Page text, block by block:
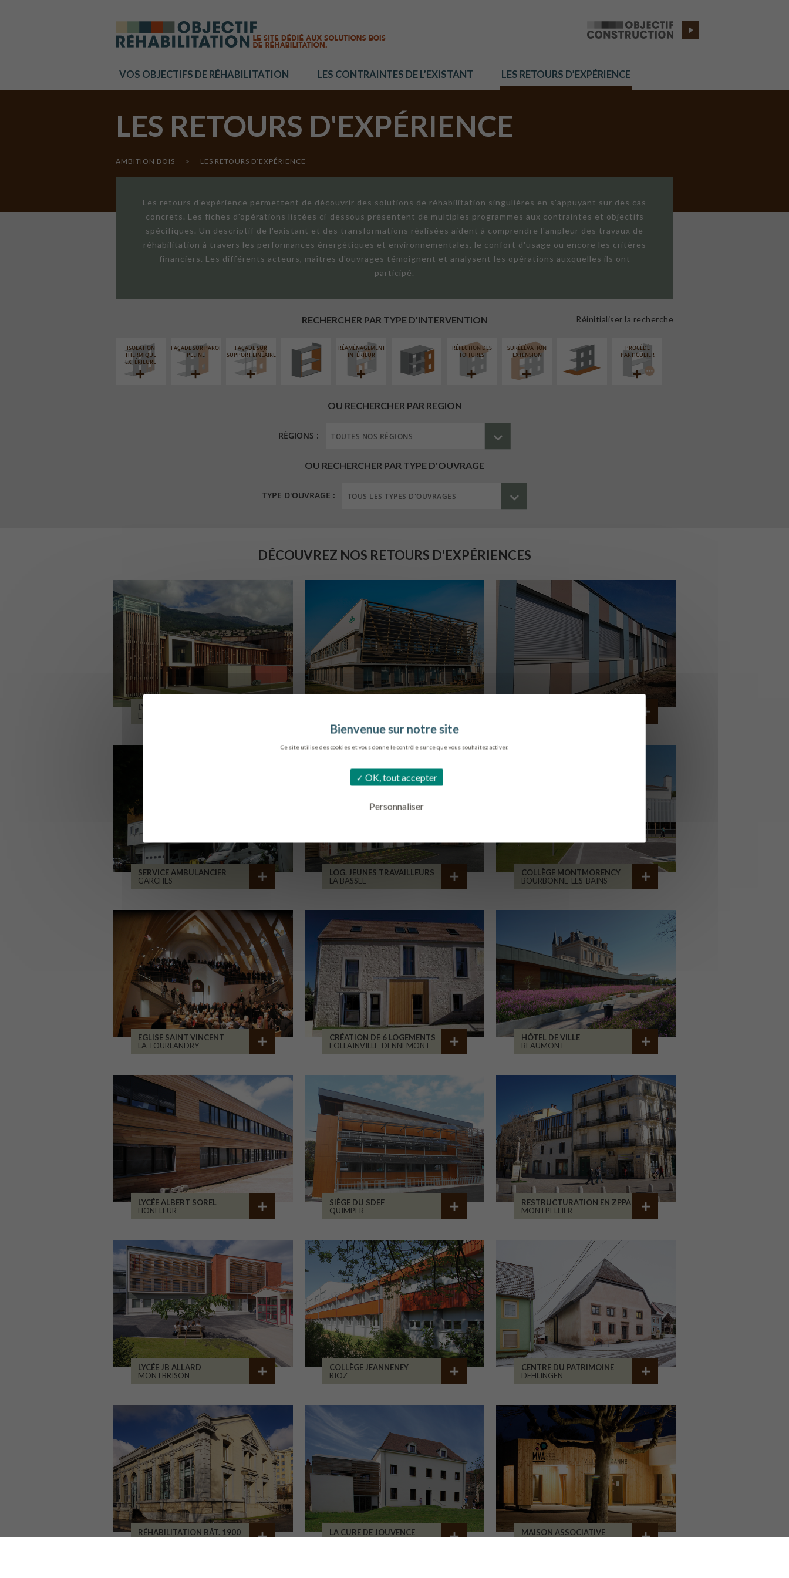
Ce site utilise des cookies et vous donne le contrôle sur ce que vous souhaitez activer.
OK, tout accepter
Personnaliser
VOS OBJECTIFS DE RÉHABILITATION LES CONTRAINTES DE L’EXISTANT LES RETOURS D’EXPÉRIENCE
LES RETOURS D'EXPÉRIENCE
AMBITION BOIS > LES RETOURS D’EXPÉRIENCE
Les retours d'expérience permettent de découvrir des solutions de réhabilitation singulières en s'appuyant sur des cas
concrets. Les fiches d'opérations listées ci-dessous présentent de multiples programmes aux contraintes et objectifs
spécifiques. Un descriptif de l'existant et des transformations réalisées aident à comprendre l'ampleur des travaux de
réhabilitation à travers les performances énergétiques et environnementales, le confort d'usage ou encore les critères
financiers. Les différents acteurs, maîtres d'ouvrages témoignent et analysent les opérations auxquelles ils ont
participé.
RECHERCHER PAR TYPE D'INTERVENTION Réinitialiser la recherche
ISOLATION
THERMIQUE
EXTÉRIEURE
FAÇADE SUR PAROI
PLEINE
FAÇADE SUR
SUPPORT LINÉAIRE
INTÉRIEURE
RÉAMÉNAGEMENT
INTÉRIEUR
RÉFECTION DES
TOITURES
SURÉLÉVATION
EXTENSION
PROCÉDÉ
PARTICULIER
OU RECHERCHER PAR REGION
RÉGIONS :
OU RECHERCHER PAR TYPE D'OUVRAGE
TYPE D'OUVRAGE :
DÉCOUVREZ NOS RETOURS D'EXPÉRIENCES
LYCÉE ALPES ET DURANCE
EMBRUN
SERVICE AMBULANCIER
GARCHES
LOG. JEUNES TRAVAILLEURS
LA BASSEE
COLLÈGE MONTMORENCY
BOURBONNE-LES-BAINS
EGLISE SAINT VINCENT
LA TOURLANDRY
CRÉATION DE 6 LOGEMENTS
FOLLAINVILLE-DENNEMONT
HÔTEL DE VILLE
BEAUMONT
LYCÉE ALBERT SOREL
HONFLEUR
SIÈGE DU SDEF
QUIMPER
RESTRUCTURATION EN ZPPAUP
MONTPELLIER
LYCÉE JB ALLARD
MONTBRISON
COLLÈGE JEANNENEY
RIOZ
CENTRE DU PATRIMOINE
DEHLINGEN
RÉHABILITATION BÂT. 1900
LA CURE DE JOUVENCE
MAISON ASSOCIATIVE